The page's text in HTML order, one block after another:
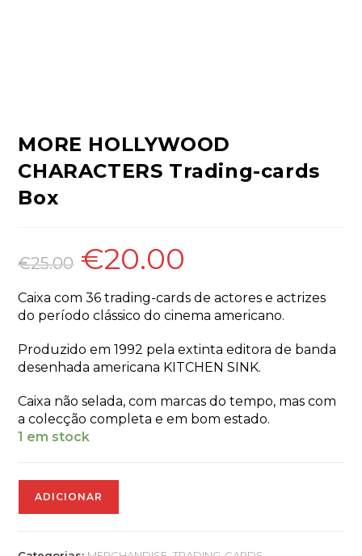
MORE HOLLYWOOD
CHARACTERS Trading-cards
Box
€25.00
O
preço
original
€25.00.
€20.00
€20.00.
Caixa com 36 trading-cards de actores e actrizes
do período clássico do cinema americano.
Produzido em 1992 pela extinta editora de banda
desenhada americana KITCHEN SINK.
Caixa não selada, com marcas do tempo, mas com
a colecção completa e em bom estado.
1 em stock
MORE
ADICIONAR